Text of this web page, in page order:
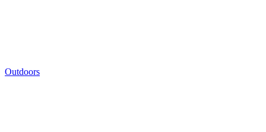
Outdoors